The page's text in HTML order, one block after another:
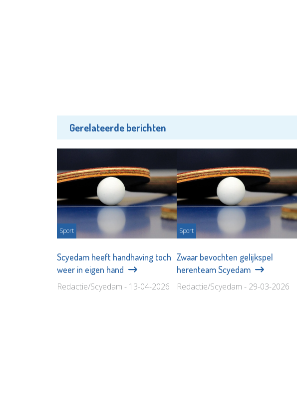
Gerelateerde berichten
Sport
Scyedam heeft handhaving toch
weer in eigen hand
Redactie/Scyedam - 13-04-2026
Sport
Zwaar bevochten gelijkspel
herenteam Scyedam
Redactie/Scyedam - 29-03-2026